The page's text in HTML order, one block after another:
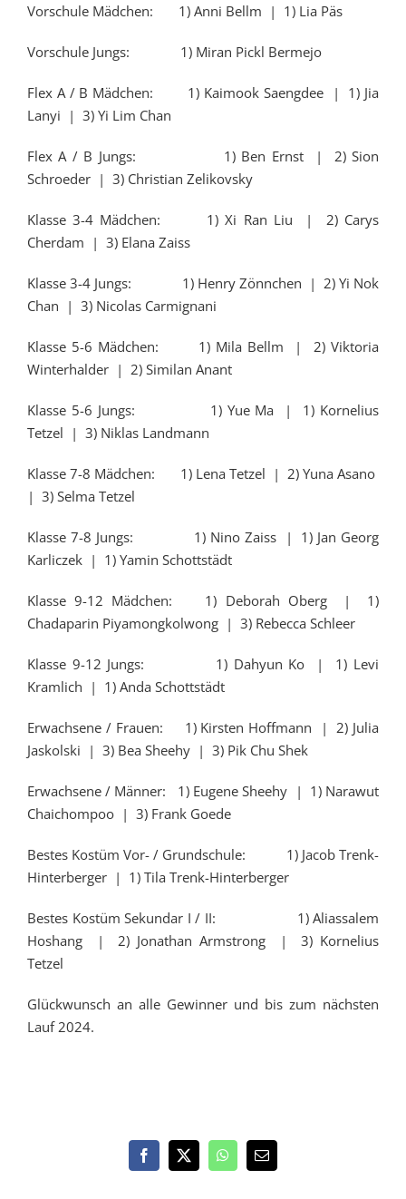
Vorschule Mädchen: 1) Anni Bellm | 1) Lia Päs
Vorschule Jungs: 1) Miran Pickl Bermejo
Flex A / B Mädchen: 1) Kaimook Saengdee | 1) Jia
Lanyi | 3) Yi Lim Chan
Flex A / B Jungs: 1) Ben Ernst | 2) Sion
Schroeder | 3) Christian Zelikovsky
Klasse 3-4 Mädchen: 1) Xi Ran Liu | 2) Carys
Cherdam | 3) Elana Zaiss
Klasse 3-4 Jungs: 1) Henry Zönnchen | 2) Yi Nok
Chan | 3) Nicolas Carmignani
Klasse 5-6 Mädchen: 1) Mila Bellm | 2) Viktoria
Winterhalder | 2) Similan Anant
Klasse 5-6 Jungs: 1) Yue Ma | 1) Kornelius
Tetzel | 3) Niklas Landmann
Klasse 7-8 Mädchen: 1) Lena Tetzel | 2) Yuna Asano
| 3) Selma Tetzel
Klasse 7-8 Jungs: 1) Nino Zaiss | 1) Jan Georg
Karliczek | 1) Yamin Schottstädt
Klasse 9-12 Mädchen: 1) Deborah Oberg | 1)
Chadaparin Piyamongkolwong | 3) Rebecca Schleer
Klasse 9-12 Jungs: 1) Dahyun Ko | 1) Levi
Kramlich | 1) Anda Schottstädt
Erwachsene / Frauen: 1) Kirsten Hoffmann | 2) Julia
Jaskolski | 3) Bea Sheehy | 3) Pik Chu Shek
Erwachsene / Männer: 1) Eugene Sheehy | 1) Narawut
Chaichompoo | 3) Frank Goede
Bestes Kostüm Vor- / Grundschule: 1) Jacob Trenk-
Hinterberger | 1) Tila Trenk-Hinterberger
Bestes Kostüm Sekundar I / II: 1) Aliassalem
Hoshang | 2) Jonathan Armstrong | 3) Kornelius
Tetzel
Glückwunsch an alle Gewinner und bis zum nächsten
Lauf 2024.
Facebook
X WhatsApp
E-